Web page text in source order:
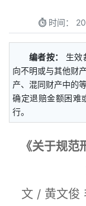
时间：
编者按：
生效
向不明或与其他财
产、混同财产中的
确定退赔金额困难
行。
《关于规
文 / 黄文俊